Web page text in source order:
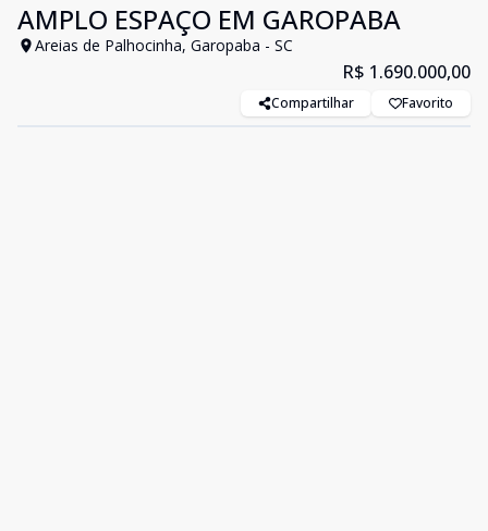
AMPLO ESPAÇO EM GAROPABA
Areias de Palhocinha, Garopaba - SC
R$ 1.690.000,00
Compartilhar Favorito